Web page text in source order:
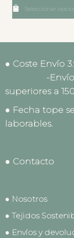
Seleccionar
● Coste
-Envío
superiores a
● Fecha tope
laborables.
● Contacto
● Nosotros
● Tejidos
● Envíos y